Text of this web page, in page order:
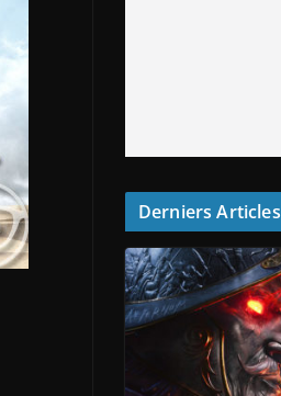
Derniers Articles